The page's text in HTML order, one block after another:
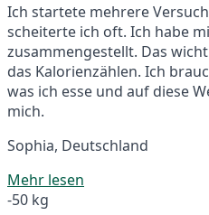
Ich startete mehrere
scheiterte ich oft. Ich habe
zusammengestellt. Das
das Kalorienzählen. Ich
was ich esse und auf diese
mich.
Sophia, Deutschland
Mehr lesen
-50 kg